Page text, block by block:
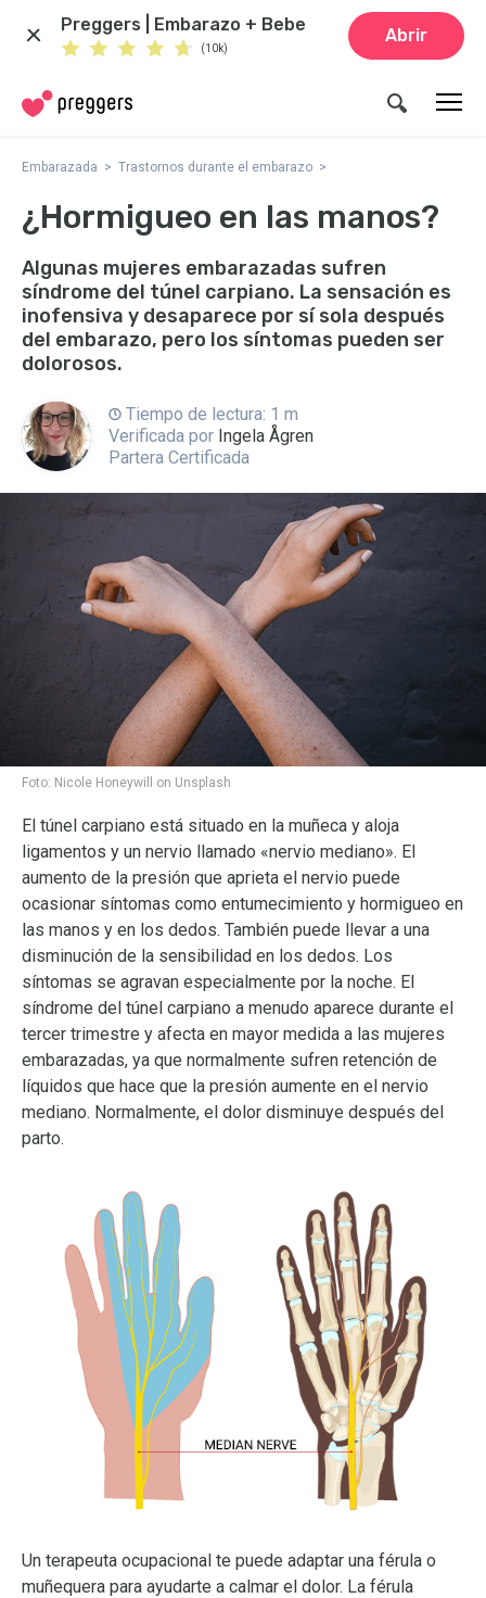
Preggers | Embarazo + Bebe
(10k)
Abrir
Embarazada Trastornos durante el embarazo
¿Hormigueo en las manos?
Algunas mujeres embarazadas sufren
síndrome del túnel carpiano. La sensación es
inofensiva y desaparece por sí sola después
del embarazo, pero los síntomas pueden ser
dolorosos.
Tiempo de lectura: 1 m
Verificada por Ingela Ågren
Partera Certificada
Foto: Nicole Honeywill on Unsplash
El túnel carpiano está situado en la muñeca y aloja
ligamentos y un nervio llamado «nervio mediano». El
aumento de la presión que aprieta el nervio puede
ocasionar síntomas como entumecimiento y hormigueo en
las manos y en los dedos. También puede llevar a una
disminución de la sensibilidad en los dedos. Los
síntomas se agravan especialmente por la noche. El
síndrome del túnel carpiano a menudo aparece durante el
tercer trimestre y afecta en mayor medida a las mujeres
embarazadas, ya que normalmente sufren retención de
líquidos que hace que la presión aumente en el nervio
mediano. Normalmente, el dolor disminuye después del
parto.
Un terapeuta ocupacional te puede adaptar una férula o
muñequera para ayudarte a calmar el dolor. La férula